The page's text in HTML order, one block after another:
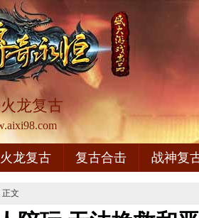
龙复古
火龙复古 复古合击 战神复
正文